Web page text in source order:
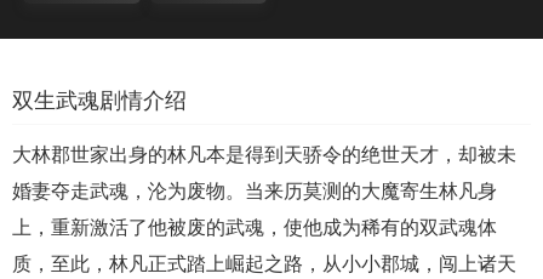
双生武魂剧情介绍
大林郡世家出身的林凡本是得到天骄令的绝世天才，却被未
婚妻夺走武魂，沦为废物。当来历莫测的大魔寄生林凡身
上，重新激活了他被废的武魂，使他成为稀有的双武魂体
质，至此，林凡正式踏上崛起之路，从小小郡城，闯上诸天